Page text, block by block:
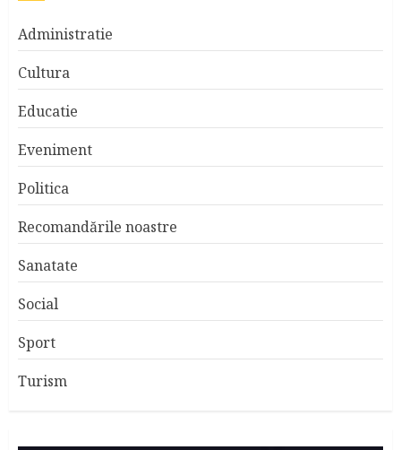
Administratie
Cultura
Educatie
Eveniment
Politica
Recomandările noastre
Sanatate
Social
Sport
Turism